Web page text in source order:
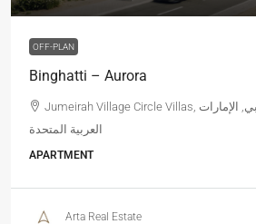
OFF-PLAN
Binghatti – Aurora
Jumeirah Village Circle Villas, البرشاء جنوب 4, دبي, الإمارات
العربية المتحدة
APARTMENT
Arta Real Estate